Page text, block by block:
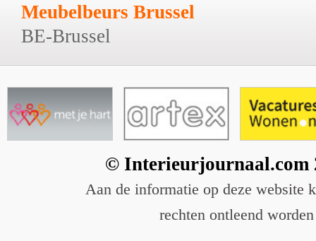
Meubelbeurs Brussel
BE-Brussel
© Interieurjournaal.com
Aan de informatie op deze website
rechten ontleend worden